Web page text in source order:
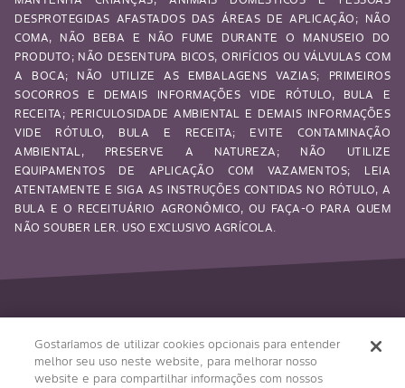
DESPROTEGIDAS AFASTADOS DAS ÁREAS DE APLICAÇÃO; NÃO
COMA, NÃO BEBA E NÃO FUME DURANTE O MANUSEIO DO
PRODUTO; NÃO DESENTUPA BICOS, ORIFÍCIOS OU VÁLVULAS COM
A BOCA; NÃO UTILIZE AS EMBALAGENS VAZIAS; PRIMEIROS
SOCORROS E DEMAIS INFORMAÇÕES VIDE RÓTULO, BULA E
RECEITA; PERICULOSIDADE AMBIENTAL E DEMAIS INFORMAÇÕES
VIDE RÓTULO, BULA E RECEITA; EVITE CONTAMINAÇÃO
AMBIENTAL, PRESERVE A NATUREZA; NÃO UTILIZE
EQUIPAMENTOS DE APLICAÇÃO COM VAZAMENTOS; LEIA
ATENTAMENTE E SIGA AS INSTRUÇÕES CONTIDAS NO RÓTULO, A
BULA E O RECEITUÁRIO AGRONÔMICO, OU FAÇA-O PARA QUEM
NÃO SOUBER LER. USO EXCLUSIVO AGRÍCOLA.
Siga-nos
Gostaríamos de utilizar cookies opcionais para entender
melhor seu uso neste website, para melhorar nosso
website e para compartilhar informações com nossos